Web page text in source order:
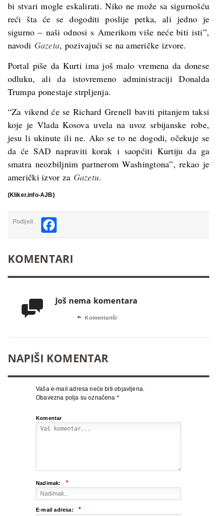
bi stvari mogle eskalirati. Niko ne može sa sigurnošću
reći šta će se dogoditi poslije petka, ali jedno je
sigurno – naši odnosi s Amerikom više neće biti isti”,
navodi Gazeta, pozivajući se na američke izvore.
Portal piše da Kurti ima još malo vremena da donese
odluku, ali da istovremeno administraciji Donalda
Trumpa ponestaje strpljenja.
“Za vikend će se Richard Grenell baviti pitanjem taksi
koje je Vlada Kosova uvela na uvoz srbijanske robe,
jesu li ukinute ili ne. Ako se to ne dogodi, očekuje se
da će SAD napraviti korak i saopćiti Kurtiju da ga
smatra neozbiljnim partnerom Washingtona”, rekao je
američki izvor za Gazetu.
(Kliker.info-AJB)
Podijeli
KOMENTARI
 Još nema komentara
 Komentariši
NAPIŠI KOMENTAR
Vaša e-mail adresa neće biti objavljena.
Obavezna polja su označena *
Komentar
Nadimak: *
E-mail adresa: *